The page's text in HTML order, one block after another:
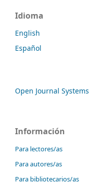
Idioma
English
Español
Open Journal Systems
Información
Para lectores/as
Para autores/as
Para bibliotecarios/as